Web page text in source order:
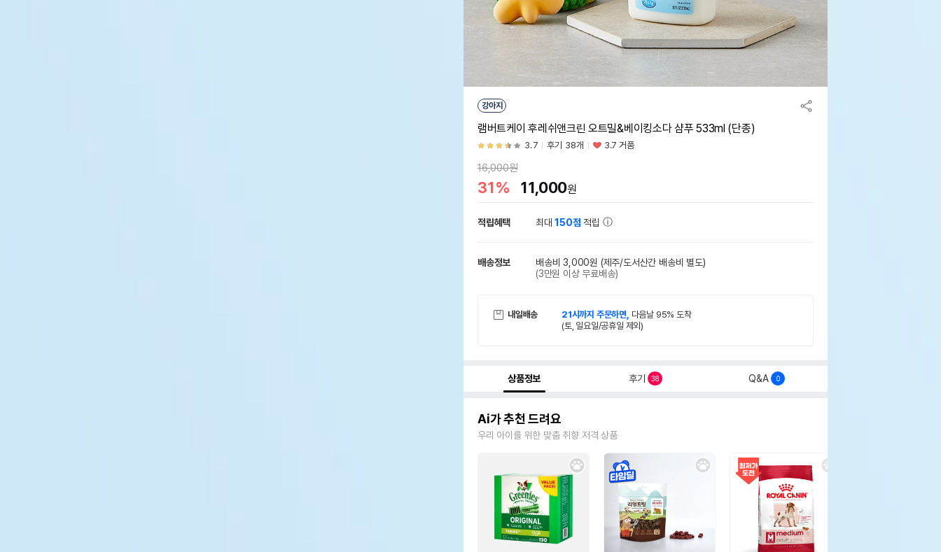
강아지
램버트케이 후레쉬앤크린 오트밀&베이킹소다 샴푸 533ml (단종)
3.7 후기 38개 3.7 거품
16,000원
31% 11,000원
적립혜택 최대150점 적립
배송정보 배송비 3,000원 (제주/도서산간 배송비 별도)
(3만원 이상 무료배송)
내일배송 21시까지 주문하면, 다음날 95% 도착
(토, 일요일/공휴일 제외)
상품정보 후기 38 Q&A 0
Ai가 추천 드려요
우리 아이를 위한 맞춤 취향 저격 상품